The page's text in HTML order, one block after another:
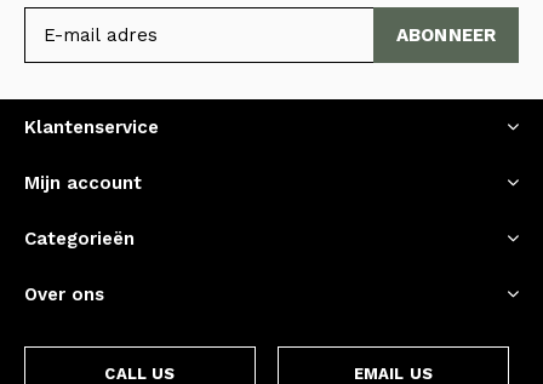
ABONNEER
Klantenservice
Mijn account
Categorieën
Over ons
CALL US EMAIL US